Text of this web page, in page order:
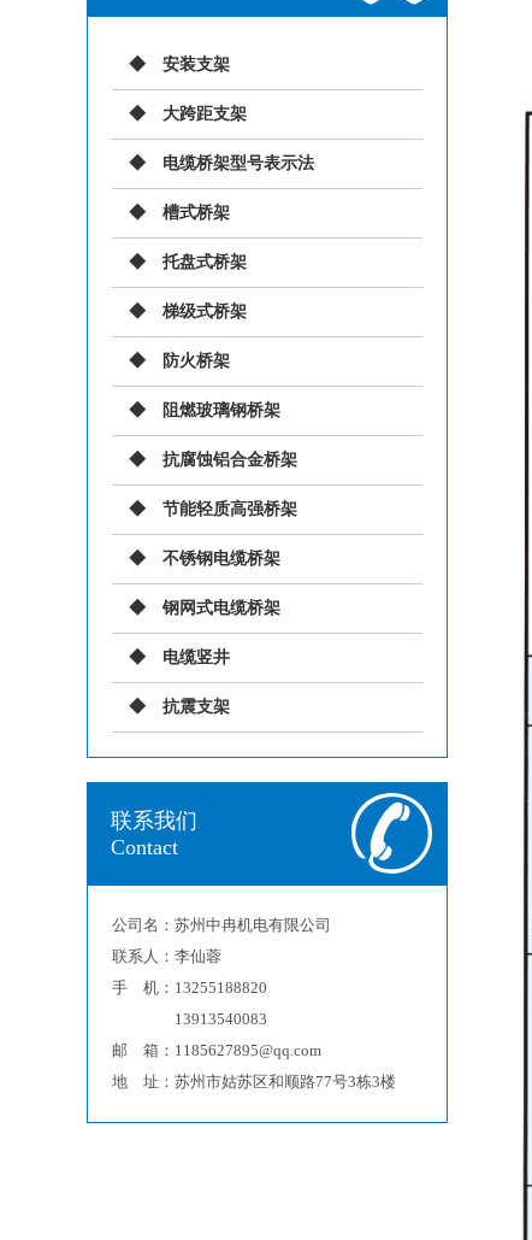
安装支架
大跨距支架
电缆桥架型号表示法
槽式桥架
托盘式桥架
梯级式桥架
防火桥架
阻燃玻璃钢桥架
抗腐蚀铝合金桥架
节能轻质高强桥架
不锈钢电缆桥架
钢网式电缆桥架
电缆竖井
抗震支架
联系我们
Contact
公司名：苏州中冉机电有限公司
联系人：李仙蓉
手 机：13255188820
13913540083
邮 箱：1185627895@qq.com
地 址：苏州市姑苏区和顺路77号3栋3楼